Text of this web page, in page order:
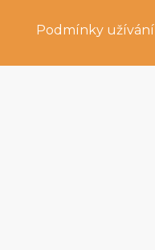
Podmínky užívání